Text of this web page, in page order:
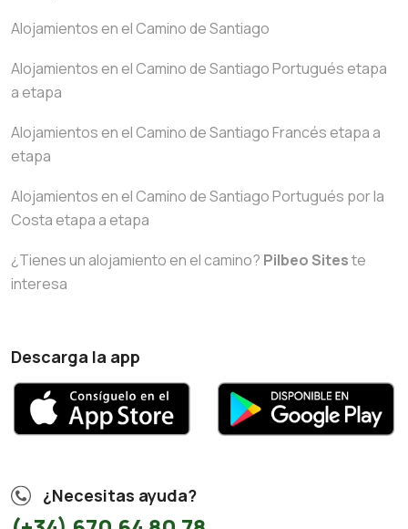
Alojamientos en el Camino de Santiago
Alojamientos en el Camino de Santiago Portugués etapa
a etapa
Alojamientos en el Camino de Santiago Francés etapa a
etapa
Alojamientos en el Camino de Santiago Portugués por la
Costa etapa a etapa
¿Tienes un alojamiento en el camino? Pilbeo Siteste
interesa
Descarga la app
¿Necesitas ayuda?